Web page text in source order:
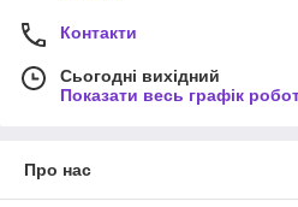
Контакти
Сьогодні вихідний
Показати весь графік
Про нас